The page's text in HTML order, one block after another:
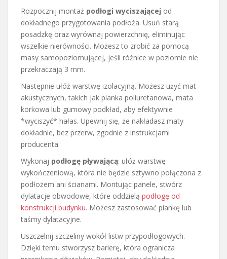
Rozpocznij montaż podłogi wyciszającej od
dokładnego przygotowania podłoża. Usuń starą
posadzkę oraz wyrównaj powierzchnię, eliminując
wszelkie nierówności. Możesz to zrobić za pomocą
masy samopoziomującej, jeśli różnice w poziomie nie
przekraczają 3 mm.
Następnie ułóż warstwę izolacyjną. Możesz użyć mat
akustycznych, takich jak pianka poliuretanowa, mata
korkowa lub gumowy podkład, aby efektywnie
*wyciszyć* hałas. Upewnij się, że nakładasz maty
dokładnie, bez przerw, zgodnie z instrukcjami
producenta.
Wykonaj podłogę pływającą: ułóż warstwę
wykończeniową, która nie będzie sztywno połączona z
podłożem ani ścianami. Montując panele, stwórz
dylatacje obwodowe, które oddzielą podłogę od
konstrukcji budynku. Możesz zastosować piankę lub
taśmy dylatacyjne.
Uszczelnij szczeliny wokół listw przypodłogowych.
Dzięki temu stworzysz barierę, która ogranicza